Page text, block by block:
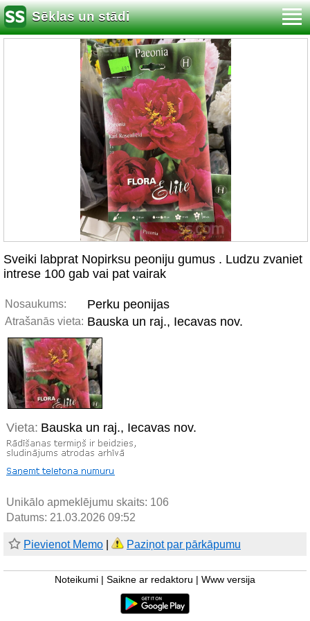
Sēklas un stādi
Sveiki labprat Nopirksu peoniju gumus . Ludzu zvaniet
intrese 100 gab vai pat vairak
Nosaukums: Perku peonijas
Atrašanās vieta: Bauska un raj., Iecavas nov.
Vieta: Bauska un raj., Iecavas nov.
Unikālo apmeklējumu skaits: 106
Datums: 21.03.2026 09:52
Pievienot Memo Paziņot par pārkāpumu
Noteikumi Saikne ar redaktoru Www versija